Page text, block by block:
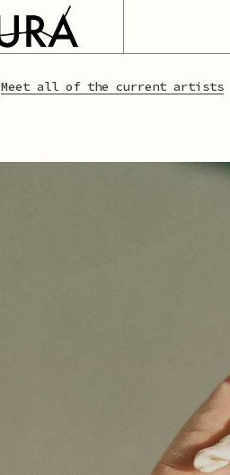
Meet all of the current artists